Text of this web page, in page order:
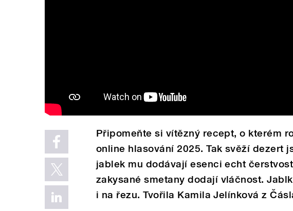
Připomeňte si vítězný recept, o kterém
online hlasování 2025. Tak svěží dezert
jablek mu dodávají esenci echt
zakysané smetany dodají vláčnost.
i na řezu. Tvořila Kamila Jelínková z